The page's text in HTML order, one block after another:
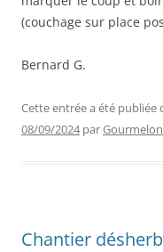
(couchage sur place
Bernard G.
Cette entrée a été publiée
08/09/2024 parGourmelon
Chantier